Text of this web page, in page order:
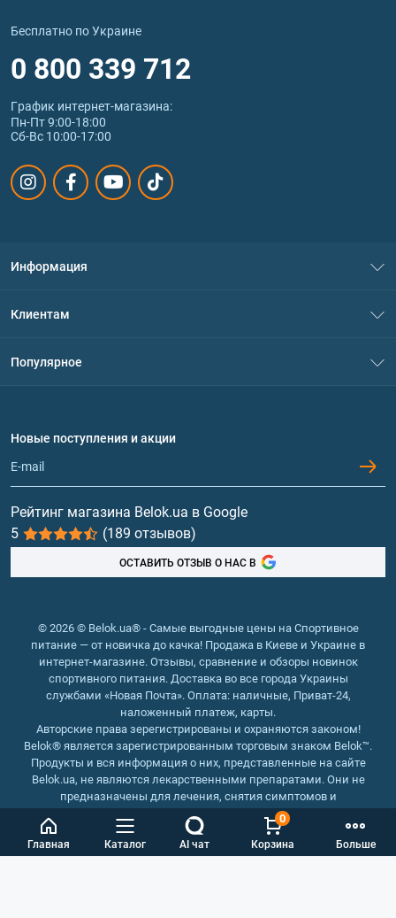
Главная Каталог AI чат Корзина
0
Больше
Бесплатно по Украине
0 800 339 712
График интернет‑магазина:
Пн-Пт 9:00-18:00
Сб-Вс 10:00-17:00
Информация
Политика конфиденциальности
Обмен и возврат
Клиентам
Популярное
Протеин
Гейнеры
Витамины и минералы
Рыбий жир, жирные кислоты
Новые поступления и акции
Рейтинг магазина Belok.ua в Google
5
(189 отзывов)
ОСТАВИТЬ ОТЗЫВ О НАС В
© 2026 © Belok.ua® - Самые выгодные цены на Спортивное
питание — от новичка до качка! Продажа в Киеве и Украине в
интернет-магазине. Отзывы, сравнение и обзоры новинок
спортивного питания. Доставка во все города Украины
службами «Новая Почта». Оплата: наличные, Приват-24,
наложенный платеж, карты.
Авторские права зерегистрированы и охраняются законом!
Belok® является зарегистрированным торговым знаком Belok™.
Продукты и вся информация о них, представленные на сайте
Belok.ua, не являются лекарственными препаратами. Они не
предназначены для лечения, снятия симптомов и
предотвращения болезней.
Интернет магазин Belok.ua
››Интернет магазин спортивного
питания